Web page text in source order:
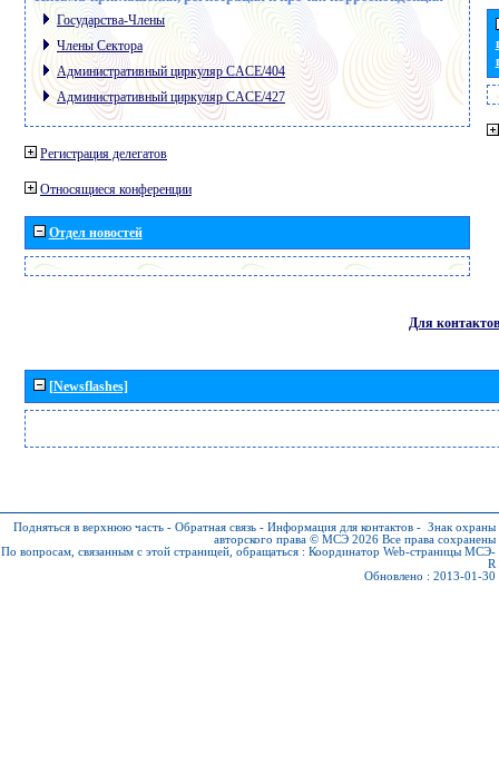
Государства-Члены
Члены Сектора
Административный циркуляр CACE/404
Административный циркуляр CACE/427
Регистрация делегатов
Относящиеся конференции
Отдел новостей
Для контактов
[Newsflashes]
Подняться в верхнюю часть - Обратная связь - Информация для контактов - Знак охраны
авторского права © МСЭ 2026 Все права сохранены
По вопросам, связанным с этой страницей, обращаться : Координатор Web-страницы МСЭ-
R
Обновлено : 2013-01-30